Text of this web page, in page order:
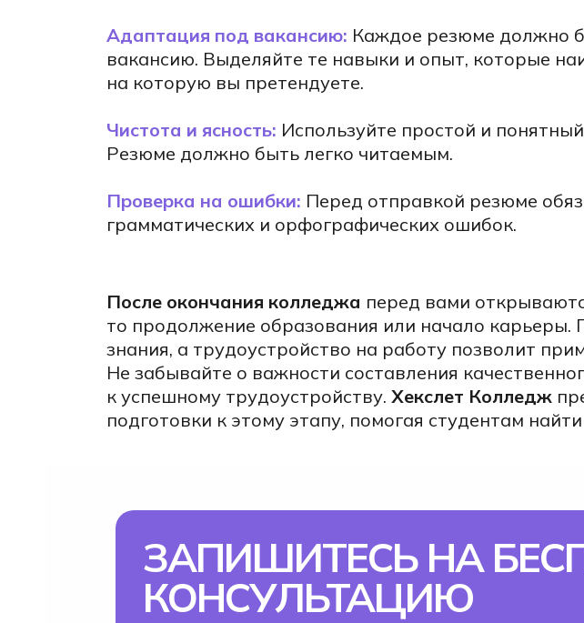
Адаптация под вакансию: Каждое резюме должно
вакансию. Выделяйте те навыки и опыт, которые
на которую вы претендуете.
Чистота и ясность: Используйте простой и
Резюме должно быть легко читаемым.
Проверка на ошибки: Перед отправкой резюме
грамматических и орфографических ошибок.
После окончания колледжа перед вами
то продолжение образования или начало карьеры.
знания, а трудоустройство на работу позволит
Не забывайте о важности составления
к успешному трудоустройству. Хекслет Колледж
подготовки к этому этапу, помогая студентам
ЗАПИШИТЕСЬ НА
КОНСУЛЬТАЦИЮ